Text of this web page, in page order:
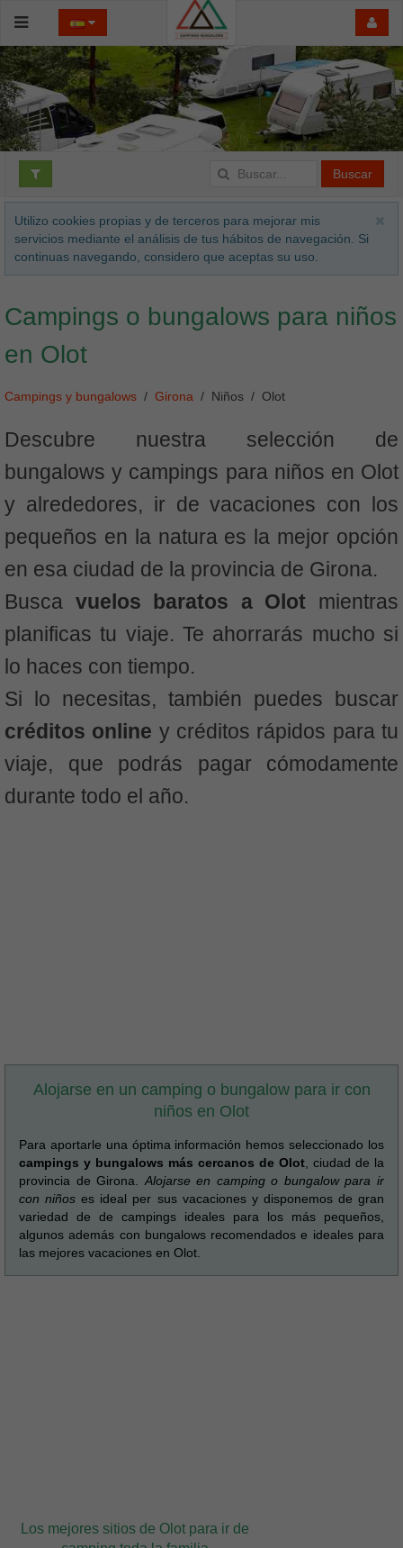
Buscar
Utilizo cookies propias y de terceros para mejorar mis
servicios mediante el análisis de tus hábitos de navegación. Si
continuas navegando, considero que aceptas su uso.
Campings o bungalows para niños
en Olot
Campings y bungalows Girona Niños Olot
Descubre nuestra selección de
bungalows y campings para niños en Olot
y alrededores, ir de vacaciones con los
pequeños en la natura es la mejor opción
en esa ciudad de la provincia de Girona.
Busca vuelos baratos a Olot mientras
planificas tu viaje. Te ahorrarás mucho si
lo haces con tiempo.
Si lo necesitas, también puedes buscar
créditos online y créditos rápidos para tu
viaje, que podrás pagar cómodamente
durante todo el año.
Alojarse en un camping o bungalow para ir con
niños en Olot
Para aportarle una óptima información hemos seleccionado los
campings y bungalows más cercanos de Olot , ciudad de la
provincia de Girona. Alojarse en camping o bungalow para ir
con niños es ideal per sus vacaciones y disponemos de gran
variedad de de campings ideales para los más pequeños,
algunos además con bungalows recomendados e ideales para
las mejores vacaciones en Olot.
Los mejores sitios de Olot para ir de